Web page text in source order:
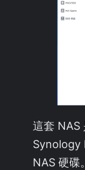
這套 NAS
Synology
NAS 硬碟。